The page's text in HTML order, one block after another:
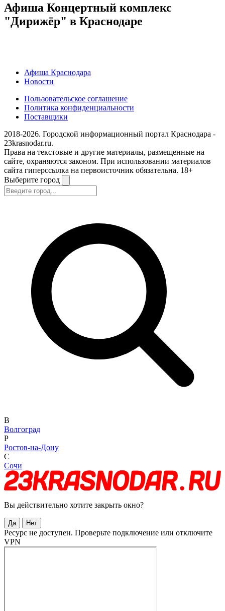
Афиша Концертный комплекс
"Дирижёр" в Краснодаре
Афиша Краснодара
Новости
Пользовательское соглашение
Политика конфиденциальности
Поставщики
2018-2026. Городской информационный портал Краснодара -
23krasnodar.ru.
Права на текстовые и другие материалы, размещенные на
сайте, охраняются законом. При использовании материалов
сайта гиперссылка на первоисточник обязательна. 18+
Выберите город
В
Волгоград
Р
Ростов-на-Дону
С
Сочи
Вы действительно хотите закрыть окно?
Да Нет
Ресурс не доступен. Проверьте подключение или отключите
VPN